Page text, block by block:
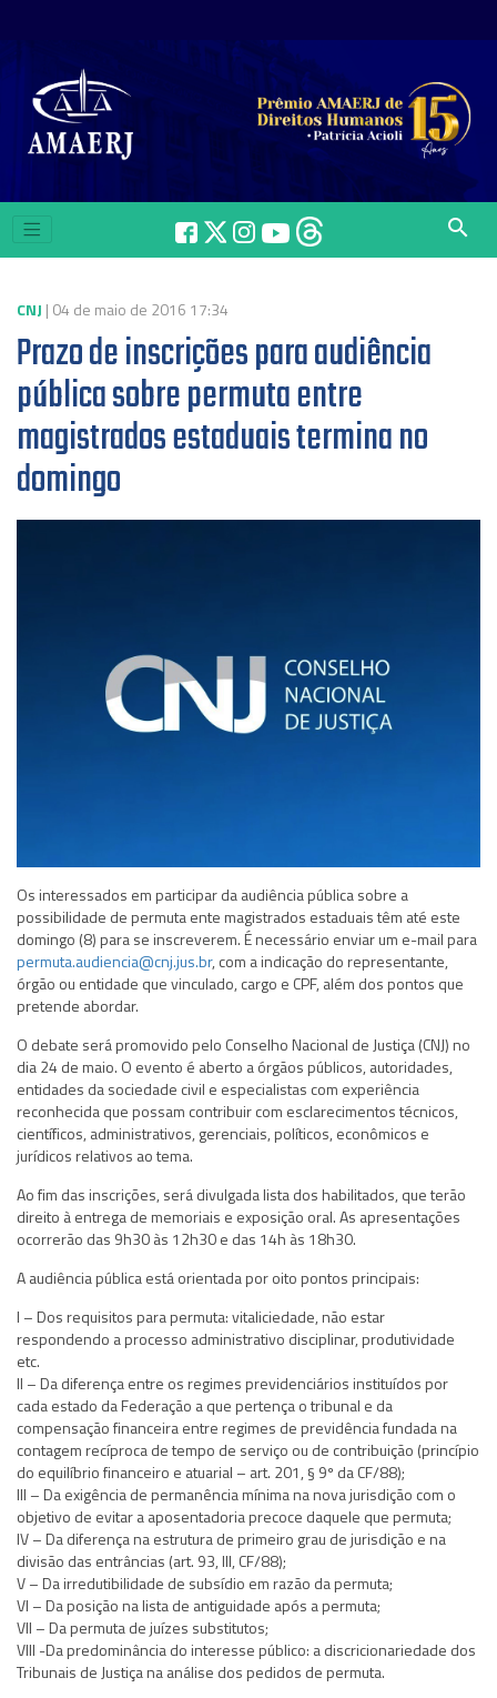
search
CNJ | 04 de maio de 2016 17:34
Prazo de inscrições para audiência
pública sobre permuta entre
magistrados estaduais termina no
domingo
Os interessados em participar da audiência pública sobre a
possibilidade de permuta ente magistrados estaduais têm até este
domingo (8) para se inscreverem. É necessário enviar um e-mail para
permuta.audiencia@cnj.jus.br, com a indicação do representante,
órgão ou entidade que vinculado, cargo e CPF, além dos pontos que
pretende abordar.
O debate será promovido pelo Conselho Nacional de Justiça (CNJ) no
dia 24 de maio. O evento é aberto a órgãos públicos, autoridades,
entidades da sociedade civil e especialistas com experiência
reconhecida que possam contribuir com esclarecimentos técnicos,
científicos, administrativos, gerenciais, políticos, econômicos e
jurídicos relativos ao tema.
Ao fim das inscrições, será divulgada lista dos habilitados, que terão
direito à entrega de memoriais e exposição oral. As apresentações
ocorrerão das 9h30 às 12h30 e das 14h às 18h30.
A audiência pública está orientada por oito pontos principais:
I – Dos requisitos para permuta: vitaliciedade, não estar
respondendo a processo administrativo disciplinar, produtividade
etc.
II – Da diferença entre os regimes previdenciários instituídos por
cada estado da Federação a que pertença o tribunal e da
compensação financeira entre regimes de previdência fundada na
contagem recíproca de tempo de serviço ou de contribuição (princípio
do equilíbrio financeiro e atuarial – art. 201, § 9º da CF/88);
III – Da exigência de permanência mínima na nova jurisdição com o
objetivo de evitar a aposentadoria precoce daquele que permuta;
IV – Da diferença na estrutura de primeiro grau de jurisdição e na
divisão das entrâncias (art. 93, III, CF/88);
V – Da irredutibilidade de subsídio em razão da permuta;
VI – Da posição na lista de antiguidade após a permuta;
VII – Da permuta de juízes substitutos;
VIII -Da predominância do interesse público: a discricionariedade dos
Tribunais de Justiça na análise dos pedidos de permuta.